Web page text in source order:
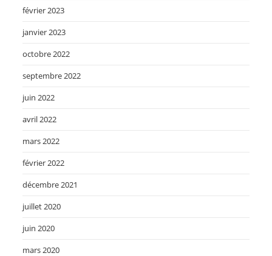
février 2023
janvier 2023
octobre 2022
septembre 2022
juin 2022
avril 2022
mars 2022
février 2022
décembre 2021
juillet 2020
juin 2020
mars 2020